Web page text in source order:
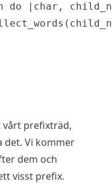
do |char,
vårt prefixträd,
det. Vi kommer
dem och
visst prefix.